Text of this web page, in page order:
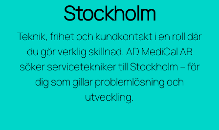
Stockholm
Teknik, frihet och kundkontakt i en roll där
du gör verklig skillnad. AD MediCal AB
söker servicetekniker till Stockholm – för
dig som gillar problemlösning och
utveckling.